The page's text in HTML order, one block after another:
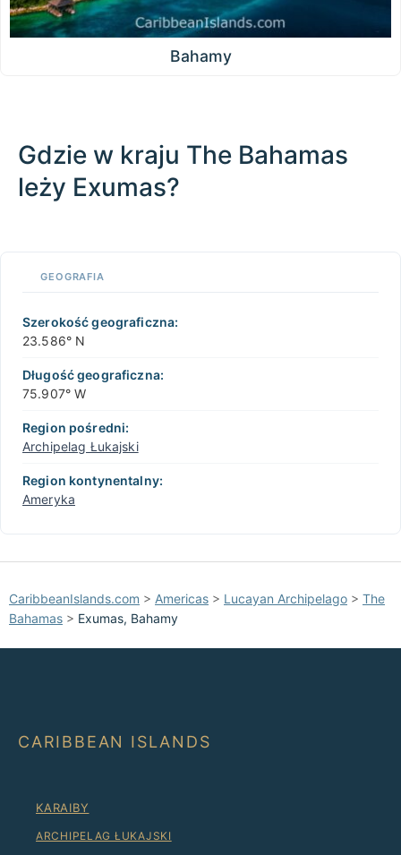
Bahamy
Gdzie w kraju The Bahamas
leży Exumas?100 km / 62.1 mi
−
GEOGRAFIA
Szerokość geograficzna:
23.586° N
Długość geograficzna:
75.907° W
Region pośredni:
Archipelag Łukajski
Region kontynentalny:
Ameryka
CaribbeanIslands.com > Americas > Lucayan Archipelago > The
Bahamas > Exumas, Bahamy
CARIBBEAN ISLANDS
KARAIBY
ARCHIPELAG ŁUKAJSKI